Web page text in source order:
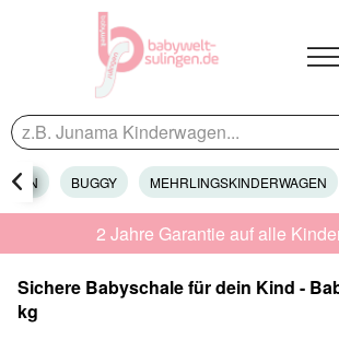
BUGGY MEHRLINGSKINDERWAGEN

2 Jahre Garantie auf alle
Sichere Babyschale für dein Kind -
kg